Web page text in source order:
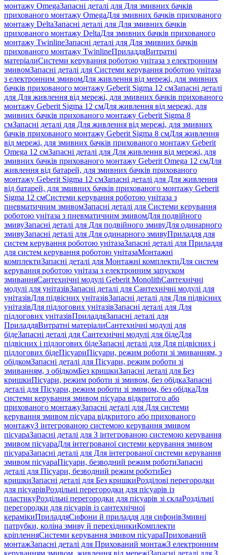
монтажу OmegaЗапасні деталі для Для змивних бачків
прихованого монтажу OmegaДля змивних бачків прихованого
монтажу DeltaЗапасні деталі для Для змивних бачків
прихованого монтажу DeltaДля змивних бачків прихованого
монтажу TwinlineЗапасні деталі для Для змивних бачків
прихованого монтажу TwinlineПриладдяВитратні
матеріалиСистеми керування роботою унітаза з електронним
змивомЗапасні деталі для Системи керування роботою унітаза
з електронним змивомДля живлення від мережі, для змивних
бачків прихованого монтажу Geberit Sigma 12 смЗапасні деталі
для Для живлення від мережі, для змивних бачків прихованого
монтажу Geberit Sigma 12 смДля живлення від мережі, для
змивних бачків прихованого монтажу Geberit Sigma 8
смЗапасні деталі для Для живлення від мережі, для змивних
бачків прихованого монтажу Geberit Sigma 8 смДля живлення
від мережі, для змивних бачків прихованого монтажу Geberit
Omega 12 смЗапасні деталі для Для живлення від мережі, для
змивних бачків прихованого монтажу Geberit Omega 12 смДля
живлення від батарей, для змивних бачків прихованого
монтажу Geberit Sigma 12 смЗапасні деталі для Для живлення
від батарей, для змивних бачків прихованого монтажу Geberit
Sigma 12 смСистеми керування роботою унітаза з
пневматичним змивомЗапасні деталі для Системи керування
роботою унітаза з пневматичним змивомДля подвійного
змивуЗапасні деталі для Для подвійного змивуДля одинарного
змивуЗапасні деталі для Для одинарного змивуПриладдя для
систем керування роботою унітазаЗапасні деталі для Приладдя
для систем керування роботою унітазаМонтажні
комплектиЗапасні деталі для Монтажні комплектиДля систем
керування роботою унітаза з електронним запуском
змиванняСантехнічні модулі Geberit MonolithСантехнічні
модулі для унітазівЗапасні деталі для Сантехнічні модулі для
унітазівДля підвісних унітазівЗапасні деталі для Для підвісних
унітазівДля підлогових унітазівЗапасні деталі для Для
підлогових унітазівПриладдяЗапасні деталі для
ПриладдяВитратні матеріалиСантехнічні модулі для
бідеЗапасні деталі для Сантехнічні модулі для бідеДля
підвісних і підлогових бідеЗапасні деталі для Для підвісних і
підлогових бідеПісуариПісуари, режим роботи зі змиванням, з
обідкомЗапасні деталі для Пісуари, режим роботи зі
змиванням, з обідкомБез кришкиЗапасні деталі для Без
кришкиПісуари, режим роботи зі змивом, без обідкаЗапасні
деталі для Пісуари, режим роботи зі змивом, без обідкаДля
системи керування змивом пісуара відкритого або
прихованого монтажуЗапасні деталі для Для системи
керування змивом пісуара відкритого або прихованого
монтажуЗ інтегрованою системою керування змивом
пісуараЗапасні деталі для З інтегрованою системою керування
змивом пісуараДля інтегрованої системи керування змивом
пісуараЗапасні деталі для Для інтегрованої системи керування
змивом пісуараПісуари, безводний режим роботиЗапасні
деталі для Пісуари, безводний режим роботиБез
кришкиЗапасні деталі для Без кришкиРозділові перегородки
для пісуарівРоздільні перегородки для пісуарів із
пластикуРоздільні перегородки для пісуарів зі склаРоздільні
перегородки для пісуарів із сантехнічної
керамікиПриладдяСифони й приладдя для сифонівЗмивні
патрубки, коліна змиву й перехідникиКомплекти
кріпленняСистеми керування змивом пісуараПрихований
монтажЗапасні деталі для Прихований монтажЗ електронним
керуванням змивом, живлення від мережіЗапасні деталі для З